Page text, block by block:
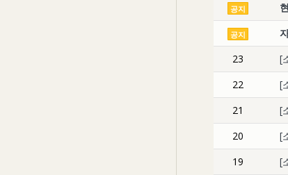
공지
공지
23
[
22
[
21
[
20
[
19
[